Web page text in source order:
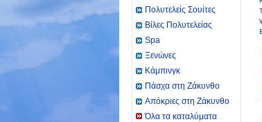
Πολυτελείς Σουίτες
Βίλες Πολυτελείας
Spa
Ξενώνες
Κάμπινγκ
Πάσχα στη Ζάκυνθο
Απόκριες στη Ζάκυνθο
Όλα τα καταλύματα